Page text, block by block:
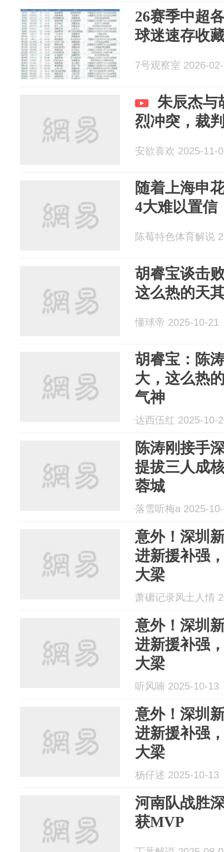
26赛季中超
球迷速存收
7号观察室 2026-
朱辰杰与
烈冲突，裁
安欲喜欢 2025-11-
随着上海申
4大难以置信
陈莓特色体育解说
胡睿宝谈击
这么热的天
懂球帝 2025-10-21
胡睿宝：陈
大，这么热
气神
达西伍红 2025-10-
陈涛刚接手
提拔三人成
蓉城
落雪听梅a 2025-
意外！深圳
进新援补强
大梁
萧磭记录风土人情
意外！深圳
进新援补强
大梁
听风喃 2025-10-13
意外！深圳
进新援补强
大梁
杨仔述 2025-10-13
河南队战胜
获MVP